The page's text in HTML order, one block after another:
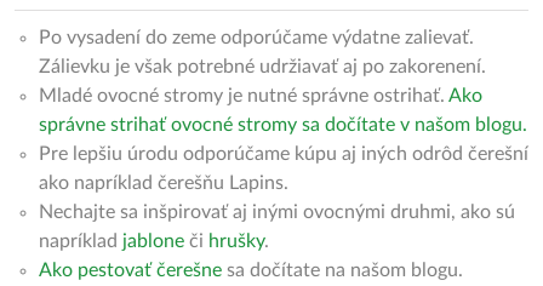
Po vysadení do zeme odporúčame výdatne zalievať.
Zálievku je však potrebné udržiavať aj po zakorenení.
Mladé ovocné stromy je nutné správne ostrihať. Ako
správne strihať ovocné stromy sa dočítate v našom blogu.
Pre lepšiu úrodu odporúčame kúpu aj iných odrôd čerešní
ako napríklad čerešňu Lapins.
Nechajte sa inšpirovať aj inými ovocnými druhmi, ako sú
napríklad jablone či hrušky.
Ako pestovať čerešne sa dočítate na našom blogu.